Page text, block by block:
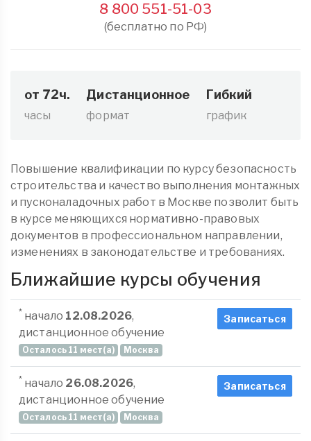
8 800 551-51-03
(бесплатно по РФ)
от 72ч.
часы
Дистанционное
формат
Гибкий
график
Повышение квалификации по курсу безопасность
строительства и качество выполнения монтажных
и пусконаладочных работ в Москве позволит быть
в курсе меняющихся нормативно-правовых
документов в профессиональном направлении,
изменениях в законодательстве и требованиях.
Ближайшие курсы обучения
* начало 12.08.2026,
дистанционное обучение
Осталось 11 мест(а) Москва
Записаться
* начало 26.08.2026,
дистанционное обучение
Осталось 11 мест(а) Москва
Записаться